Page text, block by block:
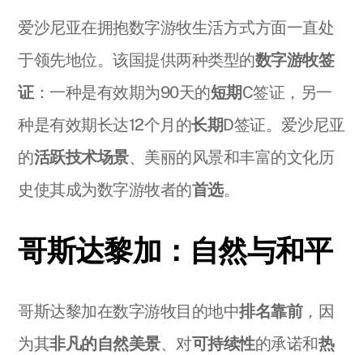
爱沙尼亚在拥抱数字游牧生活方式方面一直处
于领先地位。该国提供两种类型的数字游牧签
证：一种是有效期为90天的短期C签证，另一
种是有效期长达12个月的长期D签证。爱沙尼亚
的活跃技术场景、美丽的风景和丰富的文化历
史使其成为数字游牧者的首选。
哥斯达黎加：自然与和平
哥斯达黎加在数字游牧目的地中排名靠前，因
为其非凡的自然美景、对可持续性的承诺和热